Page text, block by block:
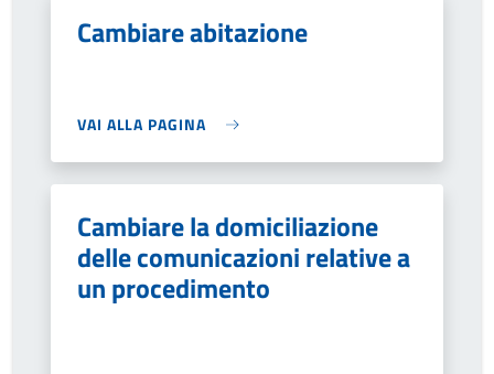
Cambiare abitazione
VAI ALLA PAGINA
Cambiare la domiciliazione
delle comunicazioni relative a
un procedimento